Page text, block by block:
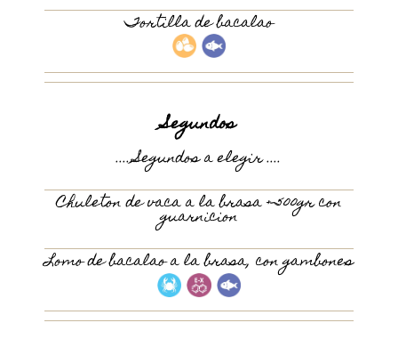
Tortilla de bacalao
Segundos
.....Segundos a elegir ....
Chuleton de vaca a la brasa +-500gr con
guarnicion
Lomo de bacalao a la brasa, con gambones